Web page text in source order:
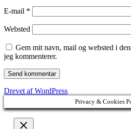
E-mail *
Websted
Gem mit navn, mail og websted i
jeg kommenterer.
Drevet af WordPress
Privacy & Cookies